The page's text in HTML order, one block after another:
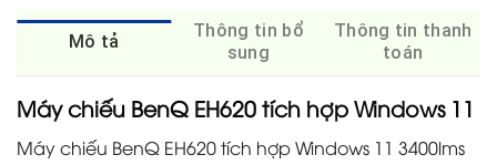
Mô tả
Thông tin bổ
sung
Thông tin thanh
toán
Máy chiếu BenQ EH620 tích hợp Windows 11
Máy chiếu BenQ EH620 tích hợp Windows 11 3400lms